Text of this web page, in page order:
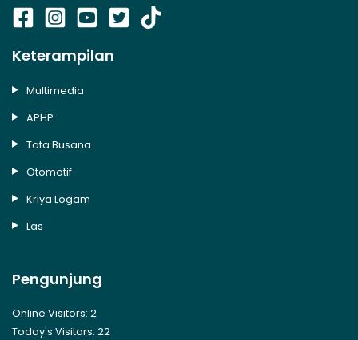
Keterampilan
Multimedia
APHP
Tata Busana
Otomotif
Kriya Logam
Las
Pengunjung
Online Visitors: 2
Today's Visitors: 22